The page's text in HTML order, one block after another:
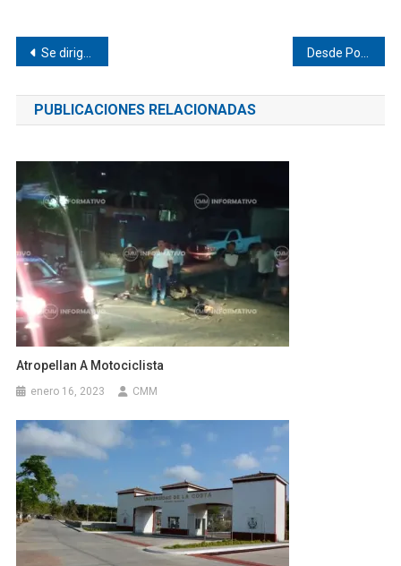
Navegación
de
entradas
Se dirigen a la Patagonia, pero se estacionaron en Pinotepa
PUBLICACIONES RELACIONADAS
Atropellan A Motociclista
enero 16, 2023 CMM